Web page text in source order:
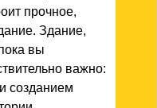
прочное,
Здание,
вы
важно:
созданием